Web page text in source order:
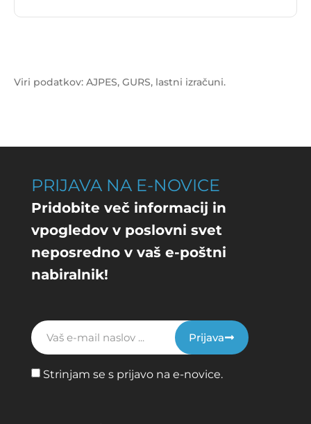
ROSE TATTOO, PETRA JERMAN S.P. je-3.106 €.
Viri podatkov: AJPES, GURS, lastni izračuni.
PRIJAVA NA E-NOVICE
Pridobite več informacij in
vpogledov v poslovni svet
neposredno v vaš e-poštni
nabiralnik!
Strinjam se s prijavo na e-novice.
Prijava